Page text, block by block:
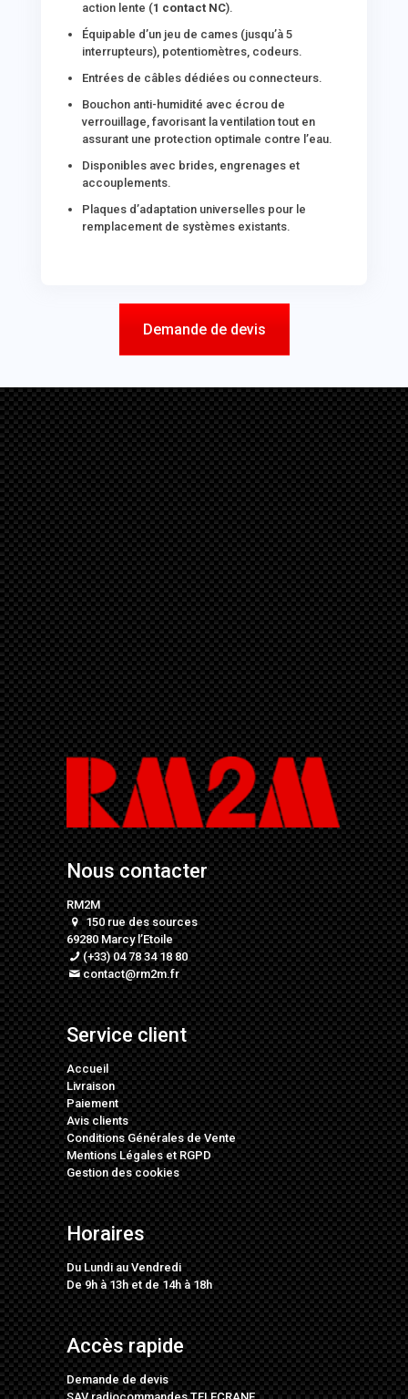
action lente (1 contact NC).
Équipable d’un jeu de cames (jusqu’à 5
interrupteurs), potentiomètres, codeurs.
Entrées de câbles dédiées ou connecteurs.
Bouchon anti-humidité avec écrou de
verrouillage, favorisant la ventilation tout en
assurant une protection optimale contre l’eau.
Disponibles avec brides, engrenages et
accouplements.
Plaques d’adaptation universelles pour le
remplacement de systèmes existants.
Demande de devis
Nous contacter
RM2M
150 rue des sources
69280 Marcy l’Etoile
(+33) 04 78 34 18 80
contact@rm2m.fr
Service client
Accueil
Livraison
Paiement
Avis clients
Conditions Générales de Vente
Mentions LégalesetRGPD
Gestion des cookies
Horaires
Du Lundi au Vendredi
De 9h à 13h et de 14h à 18h
Accès rapide
Demande de devis